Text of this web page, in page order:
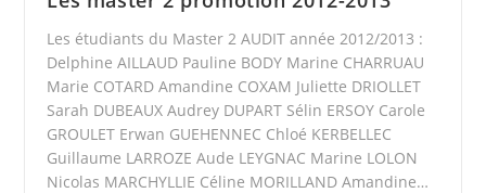
Les étudiants du Master 2 AUDIT année 2012/2013 :
Delphine AILLAUD Pauline BODY Marine CHARRUAU
Marie COTARD Amandine COXAM Juliette DRIOLLET
Sarah DUBEAUX Audrey DUPART Sélin ERSOY Carole
GROULET Erwan GUEHENNEC Chloé KERBELLEC
Guillaume LARROZE Aude LEYGNAC Marine LOLON
Nicolas MARCHYLLIE Céline MORILLAND Amandine…